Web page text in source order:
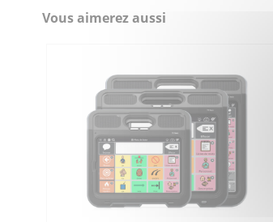
Vous aimerez aussi